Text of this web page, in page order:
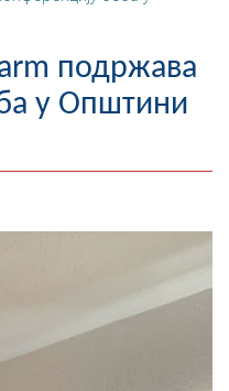
подржава
у Општини